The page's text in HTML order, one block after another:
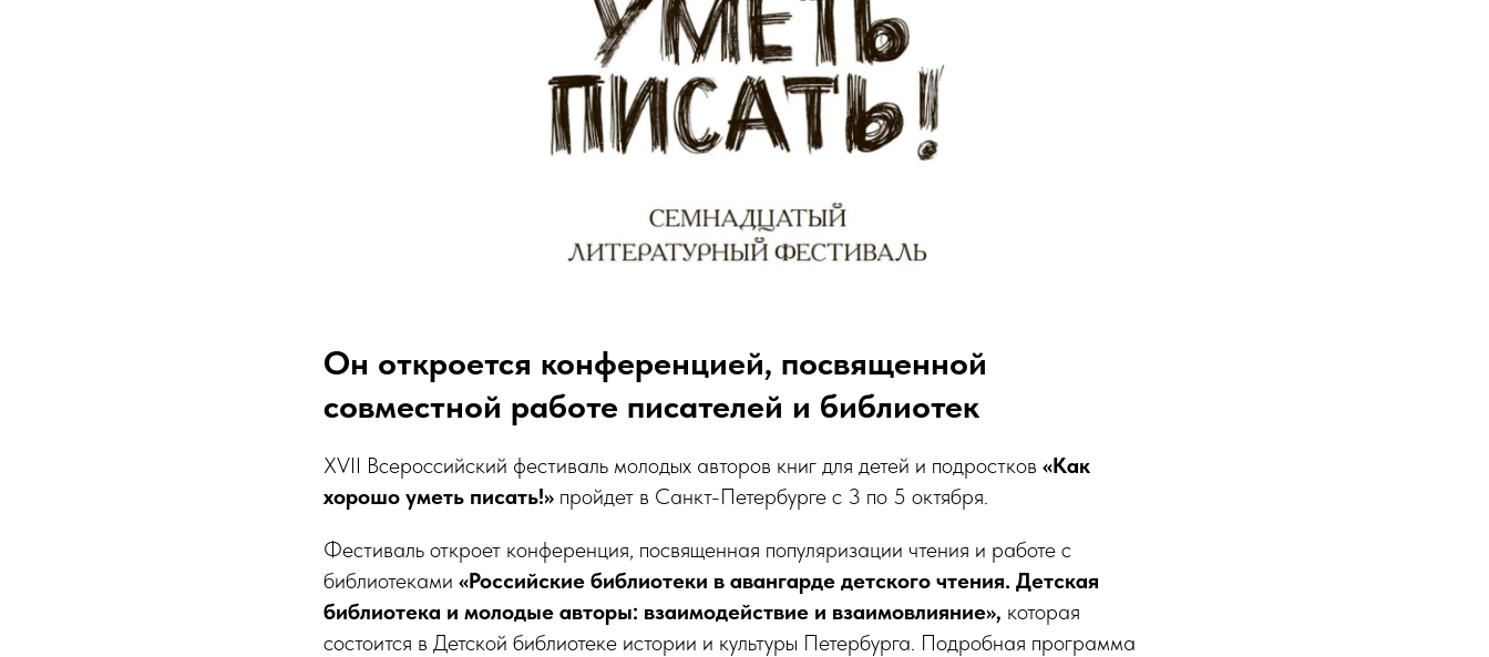
Он откроется конференцией, посвященной
совместной работе писателей и библиотек
XVII Всероссийский фестиваль молодых авторов книг для детей и подростков «Как
хорошо уметь писать!» пройдет в Санкт-Петербурге с 3 по 5 октября.
Фестиваль откроет конференция, посвященная популяризации чтения и работе с
библиотеками «Российские библиотеки в авангарде детского чтения. Детская
библиотека и молодые авторы: взаимодействие и взаимовлияние», которая
состоится в Детской библиотеке истории и культуры Петербурга. Подробная программа